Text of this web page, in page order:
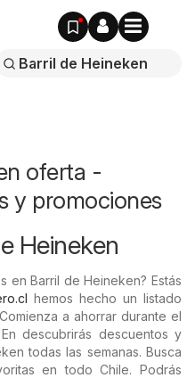
oferta -
y promociones
Heineken
en Barril de Heineken? Estás
hemos hecho un listado
a ahorrar durante el
descubrirás descuentos y
todas las semanas. Busca
en todo Chile. Podrás